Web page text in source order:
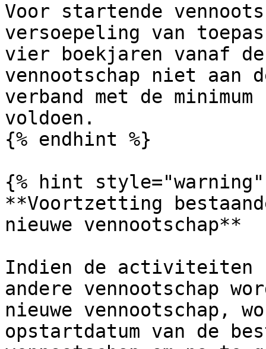
Voor startende
versoepeling van
vier boekjaren vanaf
vennootschap niet aan
verband met de
voldoen.
{% endhint %}
{% hint style="warning"
**Voortzetting
nieuwe vennootschap**
Indien de activiteiten
andere vennootschap
nieuwe vennootschap,
opstartdatum van de